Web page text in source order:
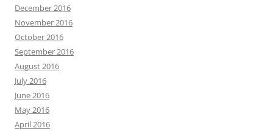
December 2016
November 2016
October 2016
September 2016
August 2016
July 2016
June 2016
May 2016
April 2016